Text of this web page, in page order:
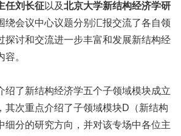
任刘长征以及北京大学新结构经济学研
绕会议中心议题分别汇报交流了各自领
探讨和交流进一步丰富和发展新结构经
。
绍了新结构经济学五个子领域模块成立
其次重点介绍了子领域模块D（新结构
细分的研究方向，并对该专场中各位主